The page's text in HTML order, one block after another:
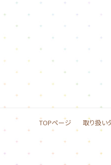
TOPページ 取り扱い